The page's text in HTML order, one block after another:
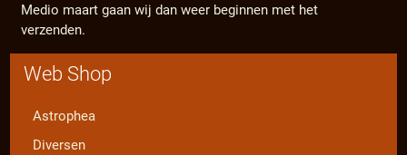
Medio maart gaan wij dan weer beginnen met het
verzenden.
Web Shop
Astrophea
Diversen